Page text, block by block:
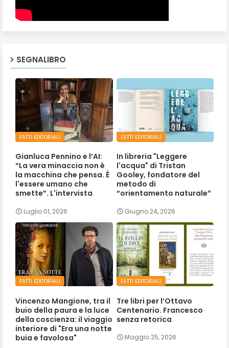
SEGNALIBRO
FATTI EDITORIALI
Gianluca Pennino e l’AI:
“La vera minaccia non è
la macchina che pensa. È
l'essere umano che
smette”. L'intervista
Luglio 01, 2026
FATTI EDITORIALI
In libreria "Leggere
l'acqua" di Tristan
Gooley, fondatore del
metodo di
“orientamento naturale”
Giugno 24, 2026
FATTI EDITORIALI
Vincenzo Mangione, tra il
buio della paura e la luce
della coscienza: il viaggio
interiore di "Era una notte
buia e favolosa"
FATTI EDITORIALI
Tre libri per l’Ottavo
Centenario. Francesco
senza retorica
Maggio 25, 2026